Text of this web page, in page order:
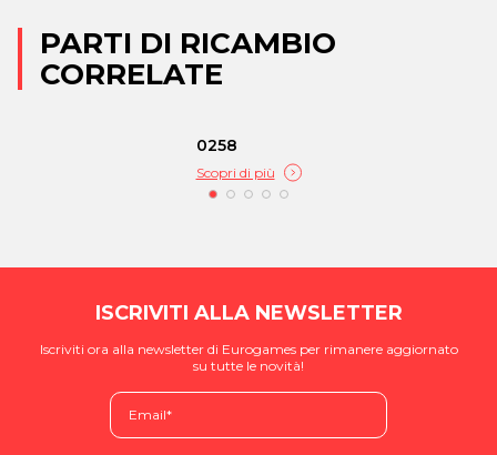
PARTI DI RICAMBIO
CORRELATE
0258
Scopri di più
ISCRIVITI ALLA NEWSLETTER
Iscriviti ora alla newsletter di Eurogames per rimanere aggiornato
su tutte le novità!